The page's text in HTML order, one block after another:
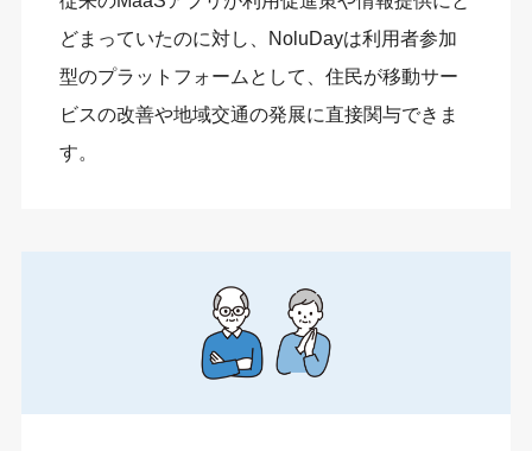
どまっていたのに対し、NoluDayは利用者参加
型のプラットフォームとして、住民が移動サー
ビスの改善や地域交通の発展に直接関与できま
す。